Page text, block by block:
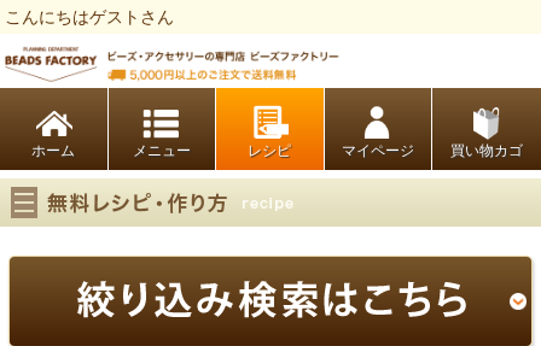
こんにちはゲストさん
ホーム レシピ マイページ 買い物カゴ